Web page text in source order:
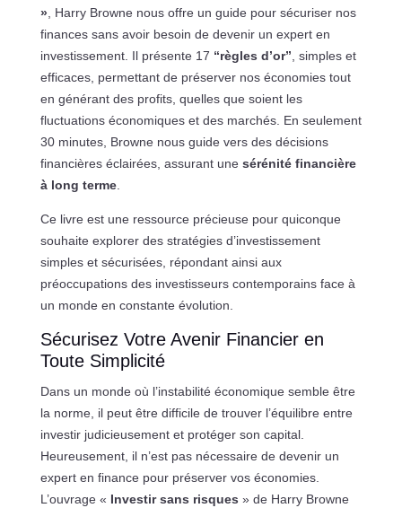
», Harry Browne nous offre un guide pour sécuriser nos
finances sans avoir besoin de devenir un expert en
investissement. Il présente 17 “règles d’or” , simples et
efficaces, permettant de préserver nos économies tout
en générant des profits, quelles que soient les
fluctuations économiques et des marchés. En seulement
30 minutes, Browne nous guide vers des décisions
financières éclairées, assurant une sérénité financière
à long terme.
Ce livre est une ressource précieuse pour quiconque
souhaite explorer des stratégies d’investissement
simples et sécurisées, répondant ainsi aux
préoccupations des investisseurs contemporains face à
un monde en constante évolution.
Sécurisez Votre Avenir Financier en
Toute Simplicité
Dans un monde où l’instabilité économique semble être
la norme, il peut être difficile de trouver l’équilibre entre
investir judicieusement et protéger son capital.
Heureusement, il n’est pas nécessaire de devenir un
expert en finance pour préserver vos économies.
L’ouvrage « Investir sans risques » de Harry Browne